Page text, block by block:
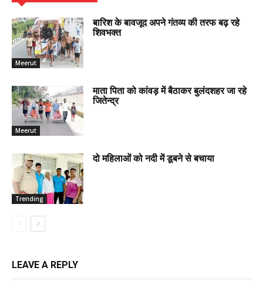
Meerut
बारिश के बावजूद अपने गंतव्य की तरफ बढ़ रहे
शिवभक्त
Meerut
माता पिता को कांवड़ में बैठाकर बुलंदशहर जा रहे
जितेन्द्र
Trending
दो महिलाओं को नदी में डूबने से बचाया
LEAVE A REPLY